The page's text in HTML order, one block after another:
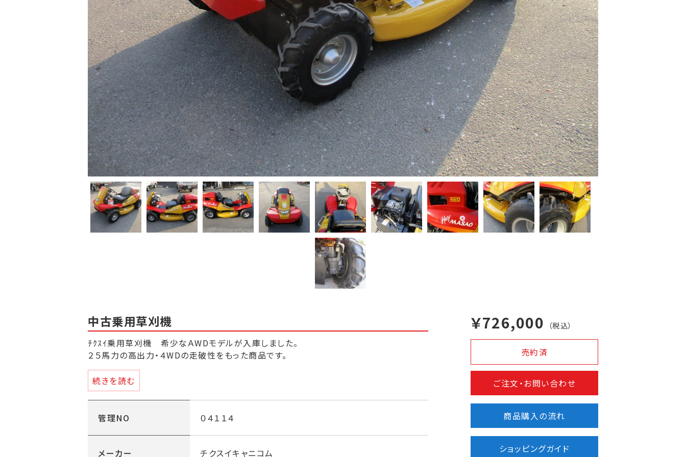
中古乗用草刈機
ﾁｸｽｲ乗用草刈機 希少なＡWDモデルが入庫しました。
２５馬力の高出力・４WDの走破性をもった商品です。
刈幅９７５ｍｍ・ＡＷＤ（４輪駆動）・エンジン出力２５馬力・前後進HST無断変速・高張力
鋼デッキ・スクリュードライブ・刈高さ無段階
（０～１５０ｍｍ）・デフロック付き・デッキカバー内洗浄機能付き。
（重点整備ポイント内容）
続きを読む
管理NO ０４１１４
メーカー チクスイキャニコム
￥726,000 （税込）
売約済
ご注文・お問い合わせ
商品購入の流れ
ショッピングガイド